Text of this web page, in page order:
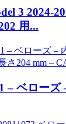
3 2024-
用...
– ベローズ